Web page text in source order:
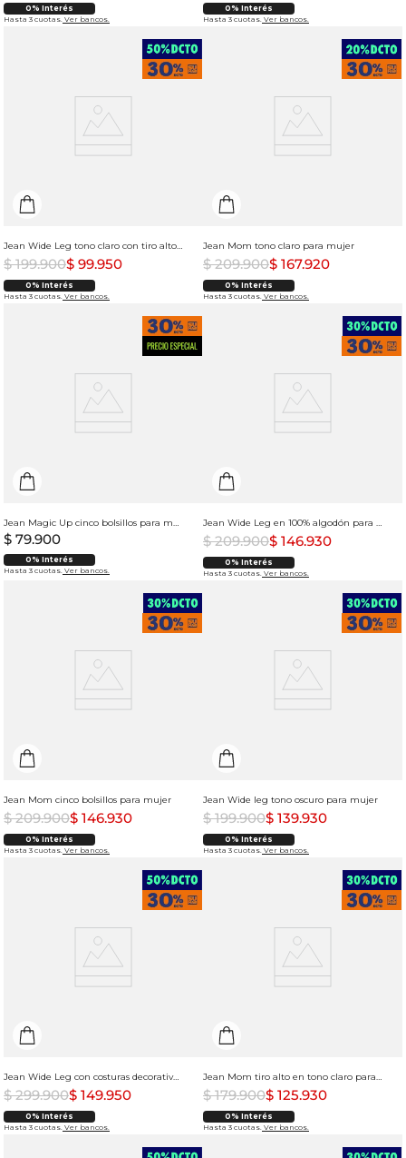
0% Interés
Hasta 3 cuotas. Ver bancos.
0% Interés
Hasta 3 cuotas. Ver bancos.
Jean Wide Leg tono claro con tiro alto para mujer
$ 199.900$ 99.950
0% Interés
Hasta 3 cuotas. Ver bancos.
Jean Mom tono claro para mujer
$ 209.900$ 167.920
0% Interés
Hasta 3 cuotas. Ver bancos.
Jean Magic Up cinco bolsillos para mujer
$ 79.900
0% Interés
Hasta 3 cuotas. Ver bancos.
Jean Wide Leg en 100% algodón para mujer
$ 209.900$ 146.930
0% Interés
Hasta 3 cuotas. Ver bancos.
Jean Mom cinco bolsillos para mujer
$ 209.900$ 146.930
0% Interés
Hasta 3 cuotas. Ver bancos.
Jean Wide leg tono oscuro para mujer
$ 199.900$ 139.930
0% Interés
Hasta 3 cuotas. Ver bancos.
Jean Wide Leg con costuras decorativas para mujer
$ 299.900$ 149.950
0% Interés
Hasta 3 cuotas. Ver bancos.
Jean Mom tiro alto en tono claro para mujer
$ 179.900$ 125.930
0% Interés
Hasta 3 cuotas. Ver bancos.